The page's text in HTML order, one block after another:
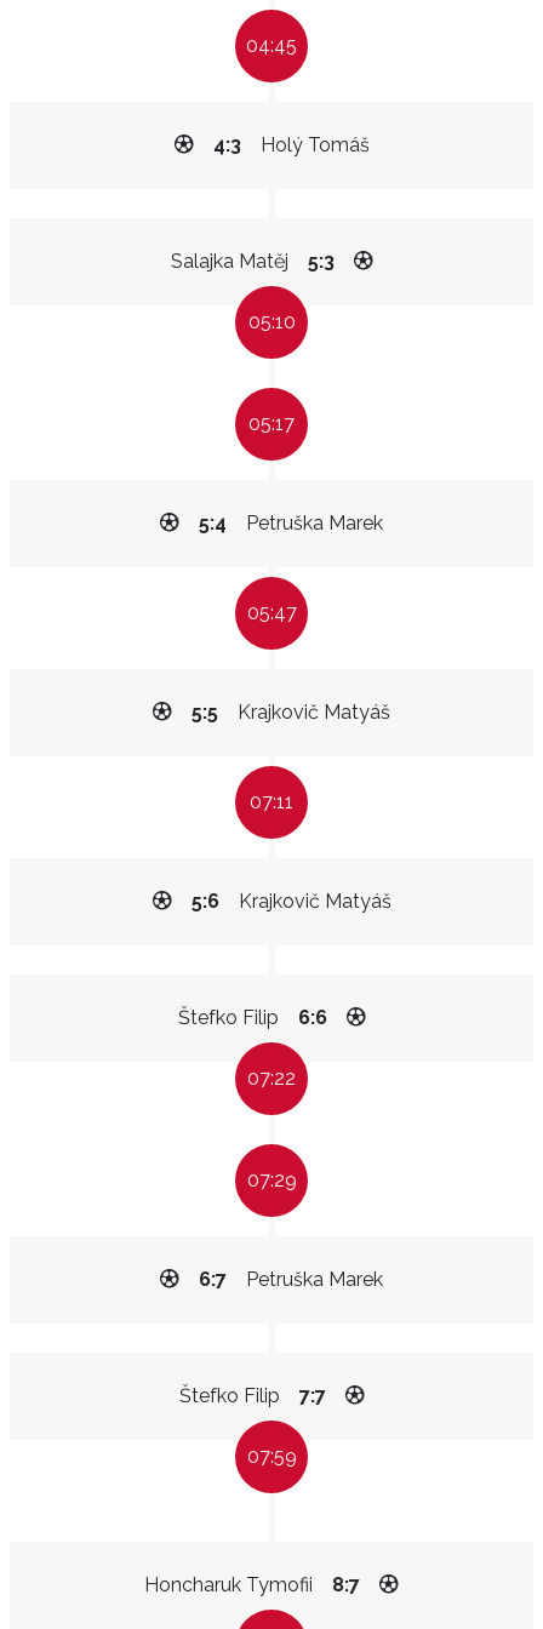
04:45
Holý Tomáš
4:3
Salajka Matěj 5:3
05:10
05:17
Petruška Marek
5:4
05:47
Krajkovič Matyáš
5:5
07:11
Krajkovič Matyáš
5:6
Štefko Filip 6:6
07:22
07:29
Petruška Marek
6:7
Štefko Filip 7:7
07:59
Honcharuk Tymofii 8:7